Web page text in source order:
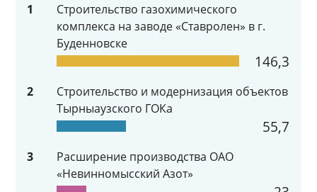
1
Строительство газохимического
комплекса на заводе «Ставролен» в г.
Буденновске
146,3
2
Строительство и модернизация объектов
Тырныаузского ГОКа
55,7
3
Расширение производства ОАО
«Невинномысский Азот»